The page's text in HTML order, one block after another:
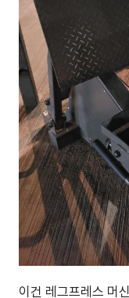
이건 레그프레스 머